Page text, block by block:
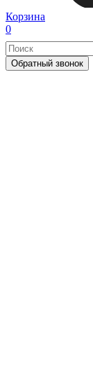
Корзина
0
Обратный звонок